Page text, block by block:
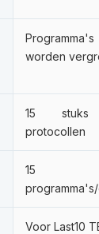
worden
15 stuks
protocollen
15
Voor Last10